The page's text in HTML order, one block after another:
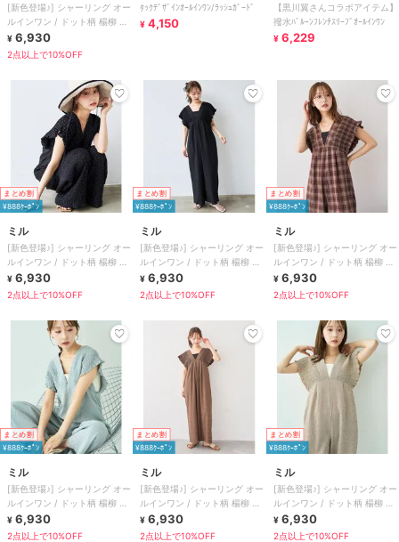
[新色登場♪] シャーリング オー
ルインワン / ドット柄 楊柳 ギ
ンガム 【mil(ミル)】
¥ 6,930
2点以上で10%OFF
ﾀｯｸﾃﾞｻﾞｲﾝｵｰﾙｲﾝﾜﾝ/ﾗｯｼｭｶﾞｰﾄﾞ
¥ 4,150
【黒川翼さんコラボアイテム】
撥水ﾊﾞﾙｰﾝﾌﾚﾝﾁｽﾘｰﾌﾞｵｰﾙｲﾝﾜﾝ
¥ 6,229
まとめ割
¥888ｸｰﾎﾟﾝ
ミル
[新色登場♪] シャーリング オー
ルインワン / ドット柄 楊柳 ギ
ンガム 【mil(ミル)】
¥ 6,930
2点以上で10%OFF
まとめ割
¥888ｸｰﾎﾟﾝ
ミル
[新色登場♪] シャーリング オー
ルインワン / ドット柄 楊柳 ギ
ンガム 【mil(ミル)】
¥ 6,930
2点以上で10%OFF
まとめ割
¥888ｸｰﾎﾟﾝ
ミル
[新色登場♪] シャーリング オー
ルインワン / ドット柄 楊柳 ギ
ンガム 【mil(ミル)】
¥ 6,930
2点以上で10%OFF
まとめ割
¥888ｸｰﾎﾟﾝ
ミル
[新色登場♪] シャーリング オー
ルインワン / ドット柄 楊柳 ギ
ンガム 【mil(ミル)】
¥ 6,930
2点以上で10%OFF
まとめ割
¥888ｸｰﾎﾟﾝ
ミル
[新色登場♪] シャーリング オー
ルインワン / ドット柄 楊柳 ギ
ンガム 【mil(ミル)】
¥ 6,930
2点以上で10%OFF
まとめ割
¥888ｸｰﾎﾟﾝ
ミル
[新色登場♪] シャーリング オー
ルインワン / ドット柄 楊柳 ギ
ンガム 【mil(ミル)】
¥ 6,930
2点以上で10%OFF